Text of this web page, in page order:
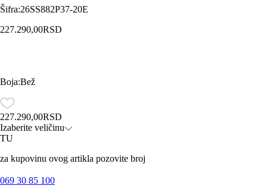
Šifra:26SS882P37-20E
227.290,00RSD
Boja:Bež
227.290,00RSD
Izaberite veličinu
TU
za kupovinu ovog artikla pozovite broj
069 30 85 100